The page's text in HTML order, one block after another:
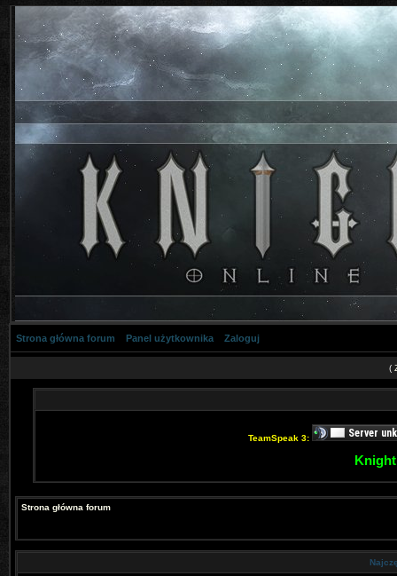
Strona główna forum Panel użytkownika Zaloguj
(
TeamSpeak 3:
Strona główna forum